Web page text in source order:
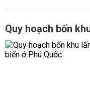
Quy hoạch bốn